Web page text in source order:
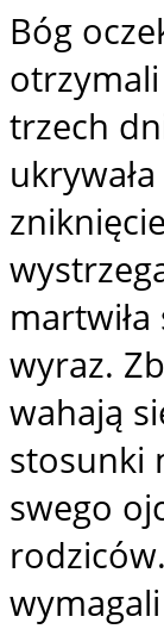
Bóg
trzech
wyraz.
wahają
stosunki
swego